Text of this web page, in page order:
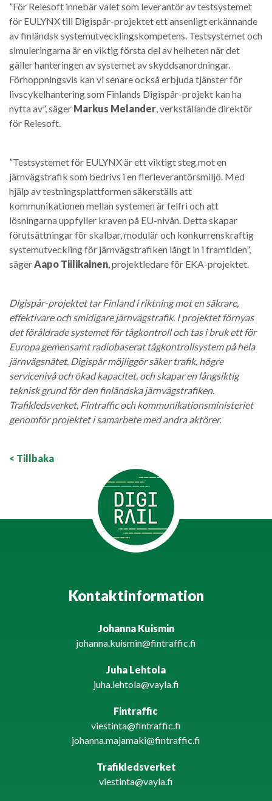
”För Relesoft innebär valet som leverantör av testsystemet
för EULYNX till Digispår-projektet ett ansenligt erkännande
av finländsk systemutvecklingskompetens. Testsystemet och
simuleringarna är en viktig första del av helheten när det
gäller hanteringen av systemet av skyddsanordningar.
Förhoppningsvis kan vi senare också erbjuda tjänster för
livscykelhantering som Finlands Digispår-projekt kan ha
nytta av”, säger Markus Melander, verkställande direktör
för Relesoft.
”Testsystemet för EULYNX är ett viktigt steg mot en
järnvägstrafik som bedrivs i en flerleverantörsmiljö. Med
hjälp av testningsplattformen säkerställs att
kommunikationen mellan systemen är felfri och att
lösningarna uppfyller kraven på EU-nivån. Detta skapar
förutsättningar för skalbar, modulär och konkurrenskraftig
systemutveckling för järnvägstrafiken långt in i framtiden”,
sägerAapo Tiilikainen, projektledare för EKA-projektet.
Digispår-projektet tar Finland i riktning mot en säkrare,
effektivare och smidigare järnvägstrafik. I projektet förnyas
det föråldrade systemet för tågkontroll och tas i bruk ett för
Europa gemensamt radiobaserat tågkontrollsystem på hela
järnvägsnätet. Digispår möjliggör säker trafik, högre
servicenivå och ökad kapacitet, och skapar en långsiktig
teknisk grund för den finländska järnvägstrafiken.
Trafikledsverket, Fintraffic och kommunikationsministeriet
genomför projektet i samarbete med andra aktörer.
< Tillbaka
Kontaktinformation
Johanna Kuismin
johanna.kuismin@fintraffic.fi
Juha Lehtola
juha.lehtola@vayla.fi
Fintraffic
viestinta@fintraffic.fi
johanna.majamaki@fintraffic.fi
Trafikledsverket
viestinta@vayla.fi